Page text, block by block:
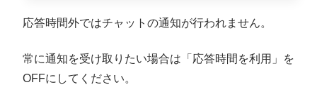
応答時間外ではチャットの通知が行われません。
常に通知を受け取りたい場合は「応答時間を利用」を
OFFにしてください。